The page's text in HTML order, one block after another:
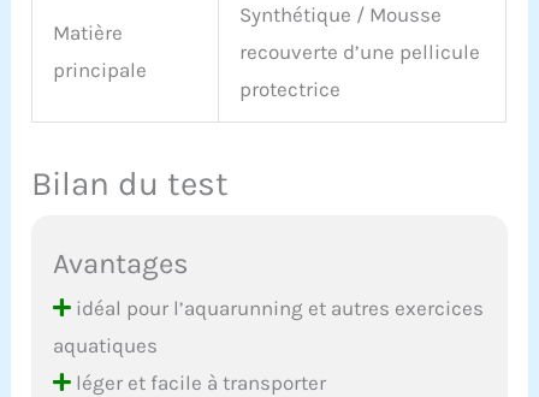
Matière
principale
Synthétique / Mousse
recouverte d’une pellicule
protectrice
Bilan du test
Avantages
idéal pour l’aquarunning et autres exercices
aquatiques
léger et facile à transporter